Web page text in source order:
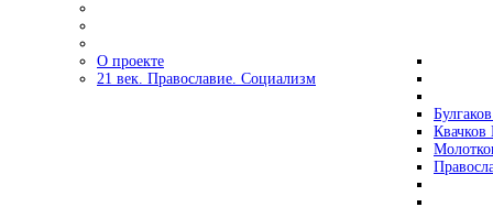
О проекте
21 век. Православие. Социализм